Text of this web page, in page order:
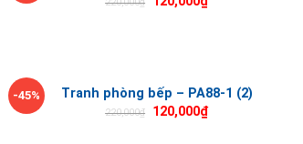
220,000₫
-45% Tranh phòng bếp – PA88-1 (2)
220,000₫ 120,000₫